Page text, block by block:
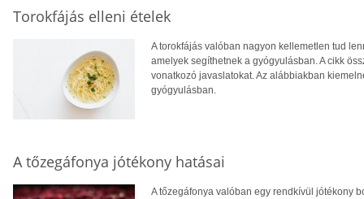
Torokfájás elleni ételek
A torokfájás valóban nagyon kellemetlen tud
amelyek segíthetnek a gyógyulásban. A cikk
vonatkozó javaslatokat. Az alábbiakban
gyógyulásban.
A tőzegáfonya jótékony hatásai
A tőzegáfonya valóban egy rendkívül jótékony